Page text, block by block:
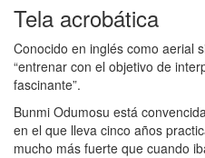
Tela acrobática
Conocido en inglés como aerial
“entrenar con el objetivo de
fascinante”.
Bunmi Odumosu está
en el que lleva cinco años
mucho más fuerte que cuando